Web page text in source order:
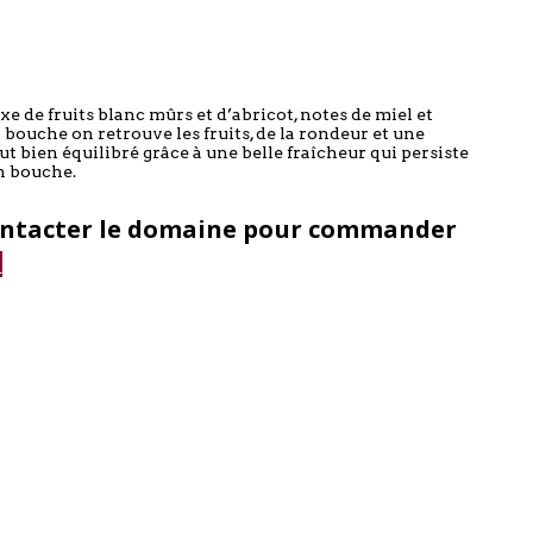
de fruits blanc mûrs et d’abricot, notes de miel et
bouche on retrouve les fruits, de la rondeur et une
bien équilibré grâce à une belle fraîcheur qui persiste
bouche.
le domaine pour commander